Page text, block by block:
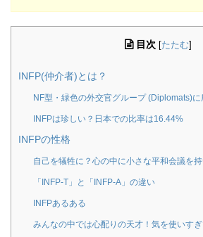
目次 [たたむ]
INFP(仲介者)とは？
NF型・緑色の外交官グループ (Diplomats)に
INFPは珍しい？日本での比率は16.44%
INFPの性格
自己を犠牲に？心の中に小さな平和会議を持
「INFP-T」と「INFP-A」の違い
INFPあるある
みんなの中では心配りの天才！気を使いす